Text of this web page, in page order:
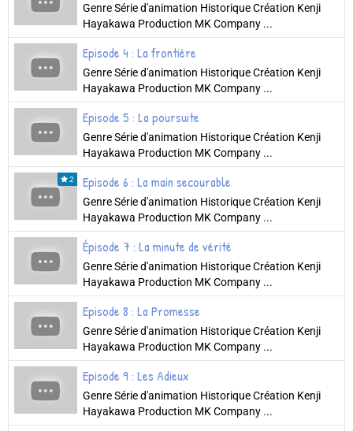
Genre Série d'animation Historique Création Kenji
Hayakawa Production MK Company ...
Episode 4 : La frontière
Genre Série d'animation Historique Création Kenji
Hayakawa Production MK Company ...
Episode 5 : La poursuite
Genre Série d'animation Historique Création Kenji
Hayakawa Production MK Company ...
2 Episode 6 : La main secourable
Genre Série d'animation Historique Création Kenji
Hayakawa Production MK Company ...
Épisode 7 : La minute de vérité
Genre Série d'animation Historique Création Kenji
Hayakawa Production MK Company ...
Episode 8 : La Promesse
Genre Série d'animation Historique Création Kenji
Hayakawa Production MK Company ...
Episode 9 : Les Adieux
Genre Série d'animation Historique Création Kenji
Hayakawa Production MK Company ...